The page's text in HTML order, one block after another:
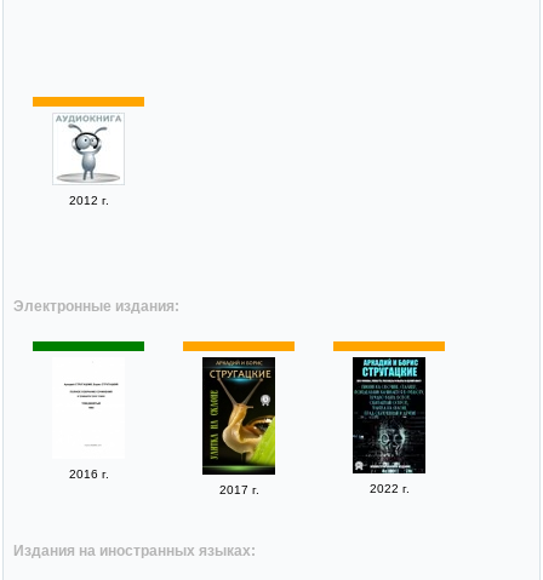
2012 г.
Электронные издания:
2016 г.
2017 г.
2022 г.
Издания на иностранных языках: